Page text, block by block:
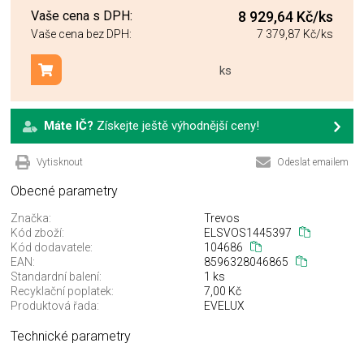
Vaše cena s DPH: 8 929,64 Kč/ks
Vaše cena bez DPH: 7 379,87 Kč/ks
ks
Přidat do košíku
Máte IČ? Získejte ještě výhodnější ceny!
Vytisknout Odeslat emailem
Obecné parametry
Značka:
Trevos
Kód zboží:
ELSVOS1445397
Kód dodavatele:
104686
EAN:
8596328046865
Standardní balení:
1 ks
Recyklační poplatek:
7,00 Kč
Produktová řada:
EVELUX
Technické parametry